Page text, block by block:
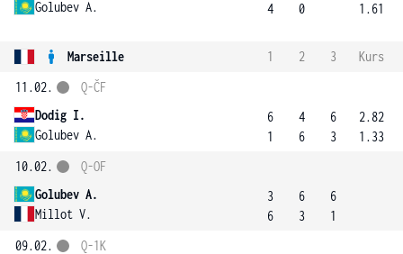
Golubev A.
4
0
1.61
Marseille 1 2 3
Kurs
11.02.
Dodig I.
Golubev A.
Q-ČF
6
1
4
6
6
3
2.82
1.33
10.02.
Golubev A.
Millot V.
Q-OF
3
6
6
3
6
1
09.02.
Q-1K